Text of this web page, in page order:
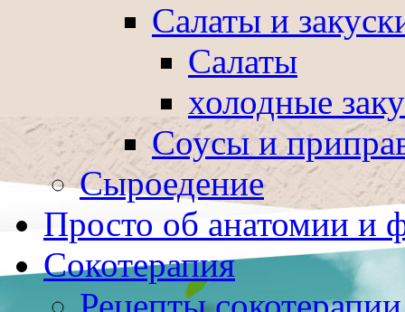
Салаты и
Салаты
холодные
Соусы и
Сыроедение
Просто об анатомии и
Сокотерапия